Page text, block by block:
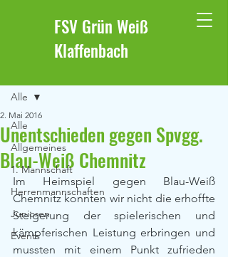
FSV Grün Weiß
Klaffenbach
Alle
Allgemeines
1. Mannschaft
Herrenmannschaften
Junioren
Events
Alle
Unentschieden gegen Spvgg.
Blau-Weiß Chemnitz
2. Mai 2016
Im Heimspiel gegen Blau-Weiß
Chemnitz konnten wir nicht die erhoffte
Steigerung der spielerischen und
kämpferischen Leistung erbringen und
mussten mit einem Punkt zufrieden